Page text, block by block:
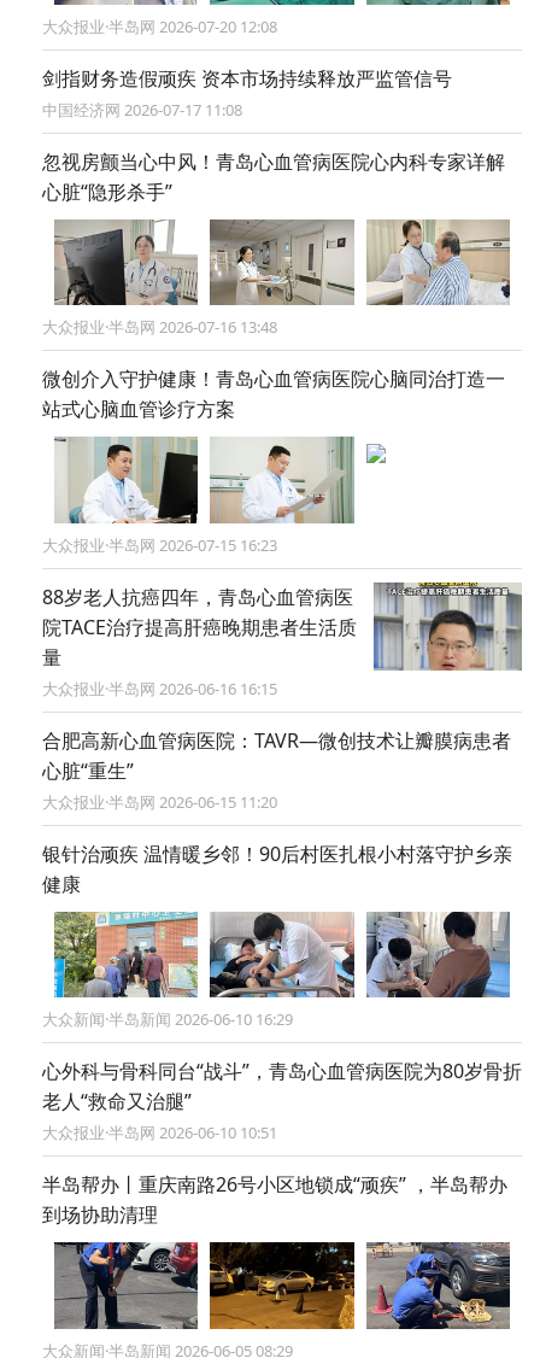
大众报业·半岛网 2026-07-20 12:08
剑指财务造假顽疾 资本市场持续释放严监管信号
中国经济网 2026-07-17 11:08
忽视房颤当心中风！青岛心血管病医院心内科专家详解
心脏“隐形杀手”
大众报业·半岛网 2026-07-16 13:48
微创介入守护健康！青岛心血管病医院心脑同治打造一
站式心脑血管诊疗方案
大众报业·半岛网 2026-07-15 16:23
88岁老人抗癌四年，青岛心血管病医
院TACE治疗提高肝癌晚期患者生活质
量
大众报业·半岛网 2026-06-16 16:15
合肥高新心血管病医院：TAVR—微创技术让瓣膜病患者
心脏“重生”
大众报业·半岛网 2026-06-15 11:20
银针治顽疾 温情暖乡邻！90后村医扎根小村落守护乡亲
健康
大众新闻·半岛新闻 2026-06-10 16:29
心外科与骨科同台“战斗”，青岛心血管病医院为80岁骨折
老人“救命又治腿”
大众报业·半岛网 2026-06-10 10:51
半岛帮办丨重庆南路26号小区地锁成“顽疾” ，半岛帮办
到场协助清理
大众新闻·半岛新闻 2026-06-05 08:29